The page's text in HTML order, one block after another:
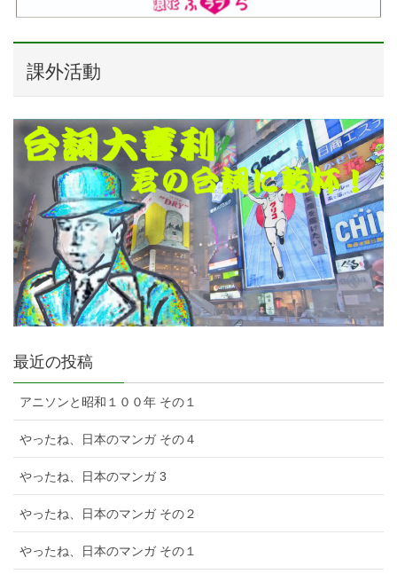
課外活動
最近の投稿
アニソンと昭和１００年 その１
やったね、日本のマンガ その４
やったね、日本のマンガ 3
やったね、日本のマンガ その２
やったね、日本のマンガ その１